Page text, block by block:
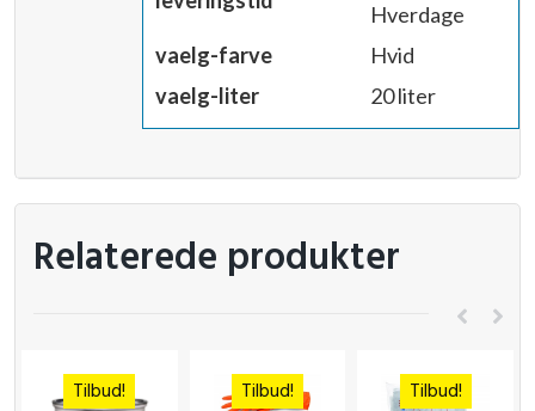
Hverdage
vaelg-farve
Hvid
vaelg-liter
20 liter
Relaterede produkter
Tilbud! Tilbud! Tilbud!